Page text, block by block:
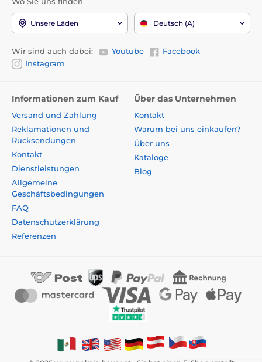
Unsere Läden Deutsch (A)
Wir sind auch dabei: Youtube
Facebook
Instagram
Informationen zum Kauf
Versand und Zahlung
Reklamationen und
Rücksendungen
Kontakt
Dienstleistungen
Allgemeine
Geschäftsbedingungen
FAQ
Datenschutzerklärung
Referenzen
Über das Unternehmen
Kontakt
Warum bei uns einkaufen?
Über uns
Kataloge
Blog